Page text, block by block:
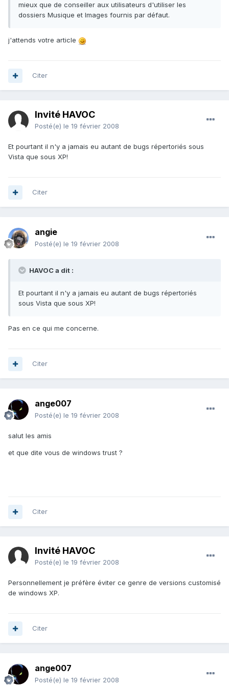
mieux que de conseiller aux utilisateurs d'utiliser les
dossiers Musique et Images fournis par défaut.
j'attends votre article
Citer
Invité HAVOC
Posté(e) le 19 février 2008
Et pourtant il n'y a jamais eu autant de bugs répertoriés sous
Vista que sous XP!
Citer
angie
Posté(e) le 19 février 2008
HAVOC a dit :
Et pourtant il n'y a jamais eu autant de bugs répertoriés
sous Vista que sous XP!
Pas en ce qui me concerne.
Citer
ange007
Posté(e) le 19 février 2008
salut les amis
et que dite vous de windows trust ?
Citer
Invité HAVOC
Posté(e) le 19 février 2008
Personnellement je préfère éviter ce genre de versions customisé
de windows XP.
Citer
ange007
Posté(e) le 19 février 2008